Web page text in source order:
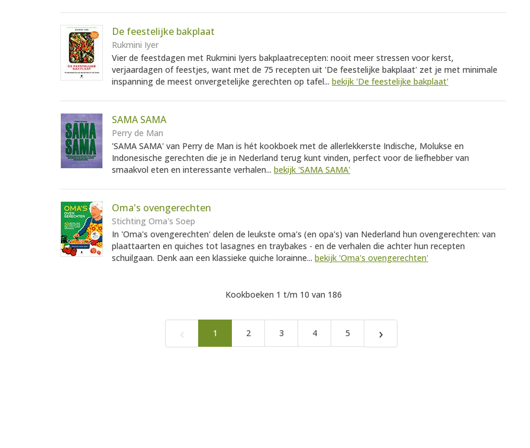
De feestelijke bakplaat
Rukmini Iyer
Vier de feestdagen met Rukmini Iyers bakplaatrecepten: nooit meer stressen voor kerst,
verjaardagen of feestjes, want met de 75 recepten uit 'De feestelijke bakplaat' zet je met minimale
inspanning de meest onvergetelijke gerechten op tafel... bekijk 'De feestelijke bakplaat'
SAMA SAMA
Perry de Man
'SAMA SAMA' van Perry de Man is hét kookboek met de allerlekkerste Indische, Molukse en
Indonesische gerechten die je in Nederland terug kunt vinden, perfect voor de liefhebber van
smaakvol eten en interessante verhalen... bekijk 'SAMA SAMA'
Oma's ovengerechten
Stichting Oma's Soep
In 'Oma's ovengerechten' delen de leukste oma's (en opa's) van Nederland hun ovengerechten: van
plaattaarten en quiches tot lasagnes en traybakes - en de verhalen die achter hun recepten
schuilgaan. Denk aan een klassieke quiche lorainne... bekijk 'Oma's ovengerechten'
Kookboeken 1 t/m 10 van 186
‹ 1 2 3 4 5 ›